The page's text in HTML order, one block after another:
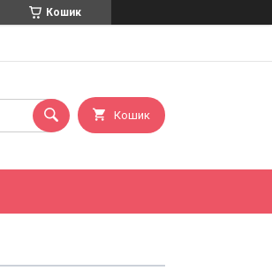
Кошик
Кошик